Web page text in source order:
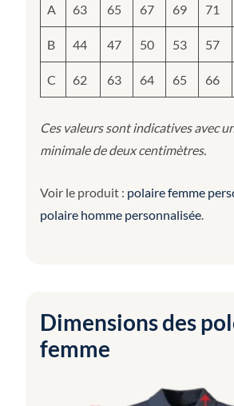
A 63 65 67 69 71
B 44 47 50 53 57
C 62 63 64 65 66
Ces valeurs sont indicatives avec
minimale de deux centimètres.
Voir le produit : polaire femme
polaire homme personnalisée.
Dimensions des
femme